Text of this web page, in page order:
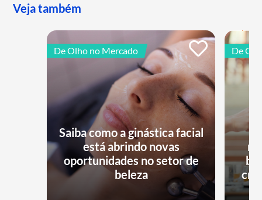
Veja também
De Olho no Mercado
Saiba como a ginástica facial
está abrindo novas
oportunidades no setor de
beleza
De